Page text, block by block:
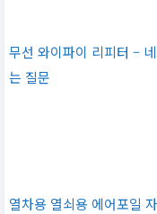
무선 와이파이 리피터 –
는 질문
열차용 열쇠용 에어포일